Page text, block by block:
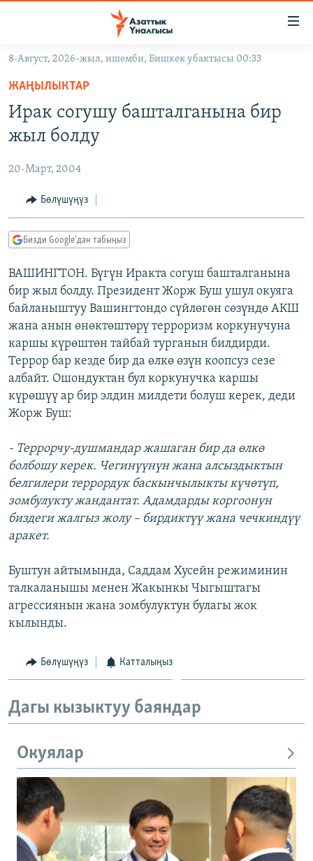
Навигацияга
өтүңүз
Издөөгө
салыңызКЫРГЫЗСТАН
ЭКОНОМИКА
МАДАНИЯТ
ДҮЙНӨ
БОРБОР АЗИЯ
АТАЙЫН ИЛИКТӨӨ
ТВ ПРОГРАММАЛАР
ЭКСПЕРТТЕР ТАЛДАЙТ
БИЗ ЖАНА ДҮЙНӨ
ДАНИСТЕ
ЭЖЕ-СИҢДИЛЕР
АЗАТТЫК+
ЫҢГАЙСЫЗ СУРООЛОР
ӨЗГӨЧӨ ПИКИР
Русский
ОНЛАЙН ШЕРИНЕ
ЭЕ/АРнун бардык сайттары
8-Август, 2026-жыл, ишемби, Бишкек убактысы 00:33
ЖАҢЫЛЫКТАР
Ирак согушу башталганына бир
жыл болду
20-Март, 2004
Бөлүшүңүз
Бизди Google'дан табыңыз
ВАШИНГТОН. Бүгүн Иракта согуш башталганына
бир жыл болду. Президент Жорж Буш ушул окуяга
байланыштуу Вашингтондо сүйлөгөн сөзүндө АКШ
жана анын өнөктөштөрү терроризм коркунучуна
каршы күрөштөн тайбай турганын билдирди.
Террор бар кезде бир да өлкө өзүн коопсуз сезе
албайт. Ошондуктан бул коркунучка каршы
күрөшүү ар бир элдин милдети болуш керек, деди
Жорж Буш:
- Террорчу-душмандар жашаган бир да өлкө
болбошу керек. Чегинүүнүн жана алсыздыктын
белгилери террордук баскынчылыкты күчөтүп,
зомбулукту жандантат. Адамдарды коргоонун
биздеги жалгыз жолу – бирдиктүү жана чечкиндүү
аракет.
Буштун айтымында, Саддам Хусейн режиминин
талкаланышы менен Жакынкы Чыгыштагы
агрессиянын жана зомбулуктун булагы жок
кылынды.
Бөлүшүңүз Катталыңыз
Дагы кызыктуу баяндар
Окуялар